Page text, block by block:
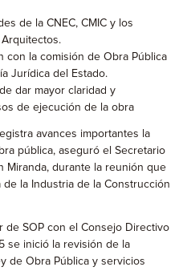
de la CNEC, CMIC y los
con la comisión de Obra Pública
Jurídica del Estado.
dar mayor claridad y
de ejecución de la obra
avances importantes la
pública, aseguró el Secretario
Miranda, durante la reunión que
la Industria de la Construcción
de SOP con el Consejo Directivo
se inició la revisión de la
de Obra Pública y servicios